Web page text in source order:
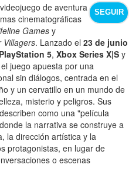
SEGUIR
de aventura
cinematográficas
Gamesy
Villagers. Lanzado el23 de junio
PlayStation 5,Xbox Series X|S y
juego apuesta por una
sin diálogos, centrada en el
y un cervatillo en un mundo de
misterio y peligros. Sus
como una "película
la narrativa se construye a
la dirección artística y la
protagonistas, en lugar de
o escenas